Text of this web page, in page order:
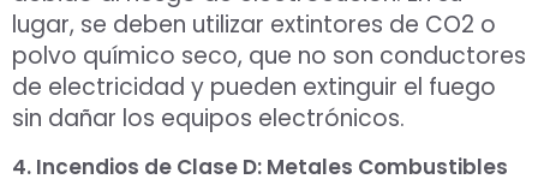
lugar, se deben utilizar extintores de CO2 o
polvo químico seco, que no son conductores
de electricidad y pueden extinguir el fuego
sin dañar los equipos electrónicos.
4. Incendios de Clase D: Metales Combustibles